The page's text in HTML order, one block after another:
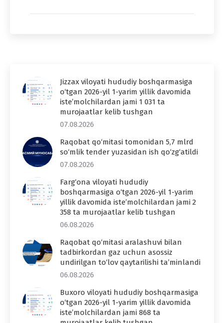
Jizzax viloyati hududiy boshqarmasiga
o‘tgan 2026-yil 1-yarim yillik davomida
iste’molchilardan jami 1 031 ta
murojaatlar kelib tushgan
07.08.2026
Raqobat qo‘mitasi tomonidan 5,7 mlrd
so‘mlik tender yuzasidan ish qo‘zg‘atildi
07.08.2026
Farg‘ona viloyati hududiy
boshqarmasiga o‘tgan 2026-yil 1-yarim
yillik davomida iste’molchilardan jami 2
358 ta murojaatlar kelib tushgan
06.08.2026
Raqobat qo‘mitasi aralashuvi bilan
tadbirkordan gaz uchun asossiz
undirilgan to‘lov qaytarilishi ta’minlandi
06.08.2026
Buxoro viloyati hududiy boshqarmasiga
o‘tgan 2026-yil 1-yarim yillik davomida
iste’molchilardan jami 868 ta